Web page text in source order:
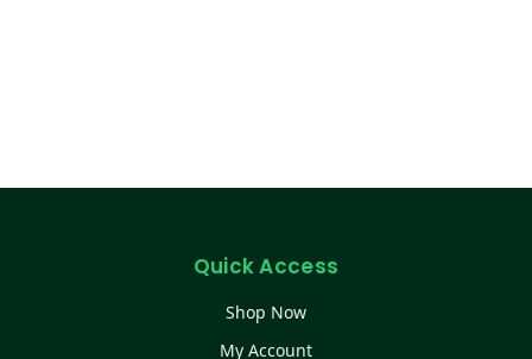
Quick Access
Shop Now
My Account